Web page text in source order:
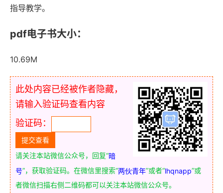
指导教学。
pdf电子书大小：
10.69M
此处内容已经被作者隐藏，
请输入验证码查看内容
验证码：
请关注本站微信公众号，回复“暗
号”，获取验证码。在微信里搜索“两伙青年”或者“lhqnapp”或
者微信扫描右侧二维码都可以关注本站微信公众号。